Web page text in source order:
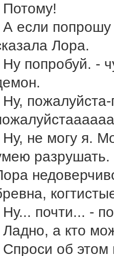
Потому!
А если
Лора.
Ну попробуй. -
Ну,
Ну, не могу я.
разрушать.
Ну... почти... -
Ладно, а кто
Спроси об